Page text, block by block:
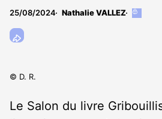
25/08/2024 Nathalie VALLEZ
Cet
© D. R.
Le Salon du livre